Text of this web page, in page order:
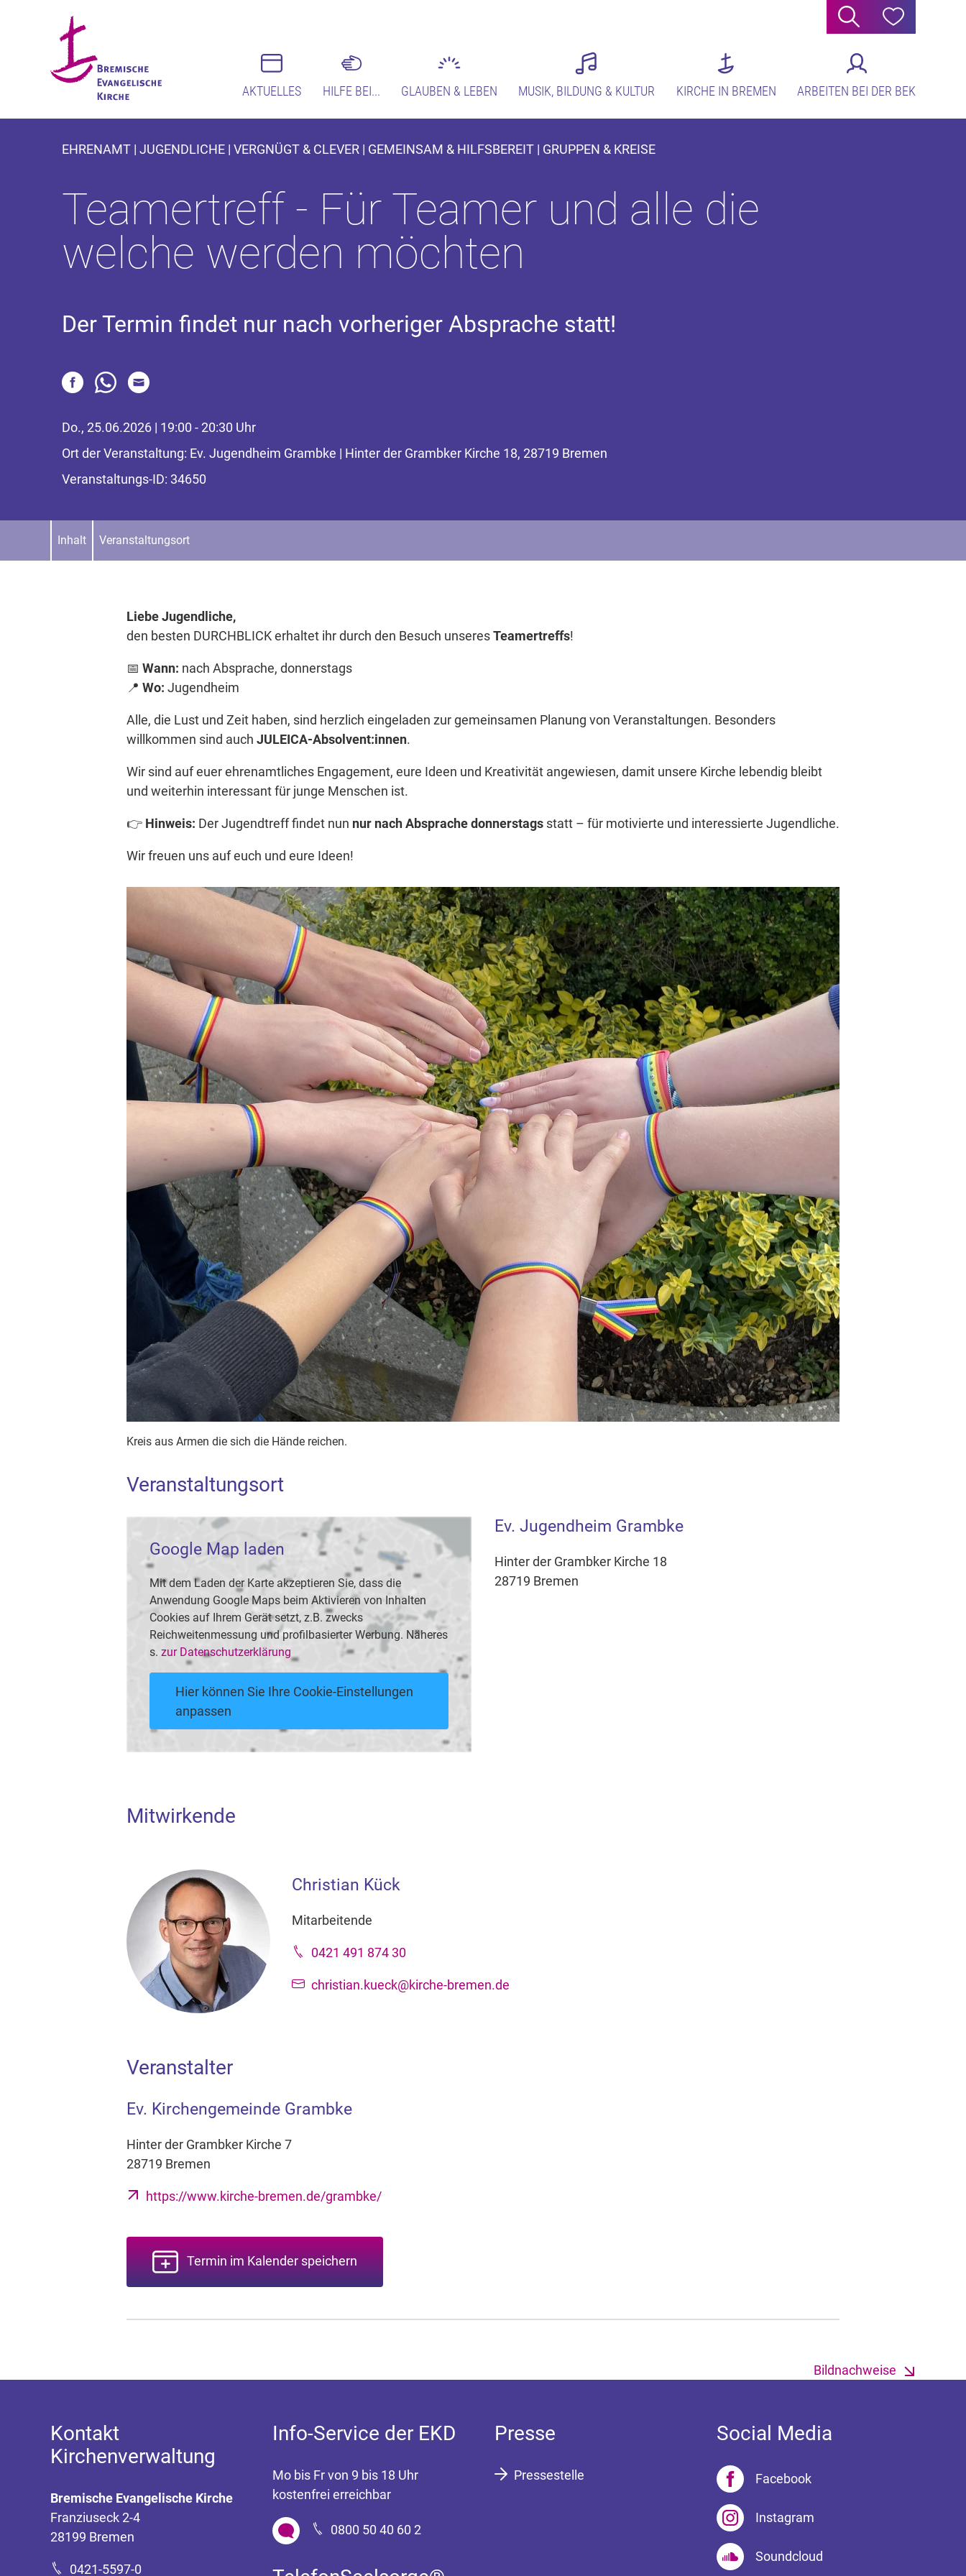
Suche Hilfe
AKTUELLES HILFE BEI... GLAUBEN & LEBEN MUSIK, BILDUNG & KULTUR KIRCHE IN BREMEN ARBEITEN BEI DER BEK
EHRENAMT | JUGENDLICHE | VERGNÜGT & CLEVER | GEMEINSAM & HILFSBEREIT | GRUPPEN & KREISE
Teamertreff - Für Teamer und alle die
welche werden möchten
Der Termin findet nur nach vorheriger Absprache statt!
Do., 25.06.2026 | 19:00 - 20:30 Uhr
Ort der Veranstaltung: Ev. Jugendheim Grambke | Hinter der Grambker Kirche 18, 28719 Bremen
Veranstaltungs-ID: 34650
Inhalt Veranstaltungsort
Liebe Jugendliche,
den besten DURCHBLICK erhaltet ihr durch den Besuch unseresTeamertreffs!
📅 Wann: nach Absprache, donnerstags
📍 Wo: Jugendheim
Alle, die Lust und Zeit haben, sind herzlich eingeladen zur gemeinsamen Planung von Veranstaltungen. Besonders
willkommen sind auch JULEICA-Absolvent:innen.
Wir sind auf euer ehrenamtliches Engagement, eure Ideen und Kreativität angewiesen, damit unsere Kirche lebendig bleibt
und weiterhin interessant für junge Menschen ist.
👉 Hinweis: Der Jugendtreff findet nun nur nach Absprache donnerstags statt – für motivierte und interessierte Jugendliche.
Wir freuen uns auf euch und eure Ideen!
Kreis aus Armen die sich die Hände reichen.
Veranstaltungsort
Google Map laden
Mit dem Laden der Karte akzeptieren Sie, dass die
Anwendung Google Maps beim Aktivieren von Inhalten
Cookies auf Ihrem Gerät setzt, z.B. zwecks
Reichweitenmessung und profilbasierter Werbung. Näheres
s. zur Datenschutzerklärung
Hier können Sie Ihre Cookie-Einstellungen
anpassen
Ev. Jugendheim Grambke
Hinter der Grambker Kirche 18
28719 Bremen
Mitwirkende
Christian Kück
Mitarbeitende
0421 491 874 30
christian.kueck@kirche-bremen.de
Veranstalter
Ev. Kirchengemeinde Grambke
Hinter der Grambker Kirche 7
28719 Bremen
https://www.kirche-bremen.de/grambke/
Termin im Kalender speichern
Bildnachweise
Kontakt
Kirchenverwaltung
Bremische Evangelische Kirche
Franziuseck 2-4
28199 Bremen
0421-5597-0
Info-Service der EKD
Mo bis Fr von 9 bis 18 Uhr
kostenfrei erreichbar
0800 50 40 60 2
Presse
Pressestelle
Social Media
Facebook
Instagram
Soundcloud